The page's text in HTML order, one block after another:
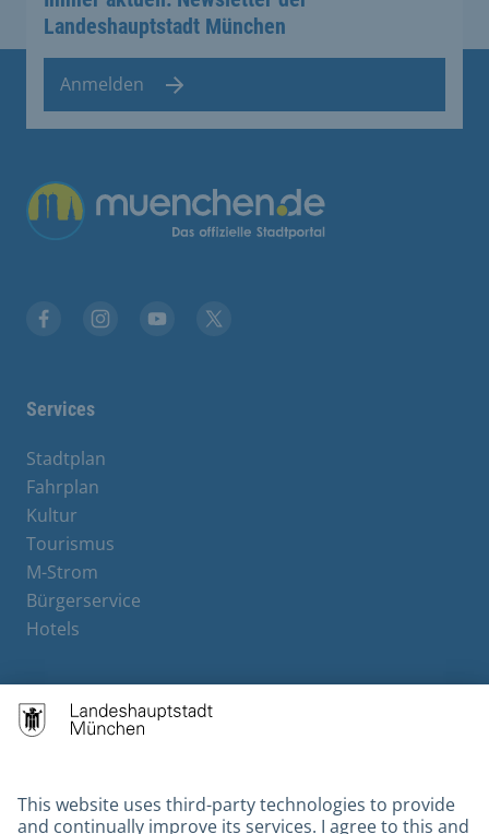
Landeshauptstadt München
Anmelden
Übergreifende Links
Services
Stadtplan
Fahrplan
Kultur
Tourismus
M-Strom
Bürgerservice
Hotels
Contact
Gebärdensprache